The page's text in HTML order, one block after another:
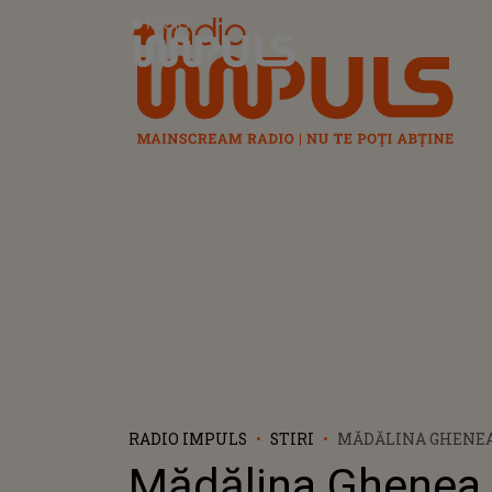
Radio Impuls
RADIO IMPULS STIRI
MĂDĂLINA
ADAMS! ACTRIȚA